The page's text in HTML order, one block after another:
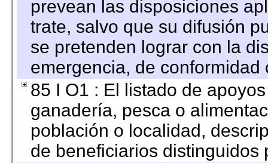
prevean las disposiciones
trate, salvo que su difusión
se pretenden lograr con la
emergencia, de
85 I O1 : El listado de
ganadería, pesca o
población o localidad,
de beneficiarios distinguidos